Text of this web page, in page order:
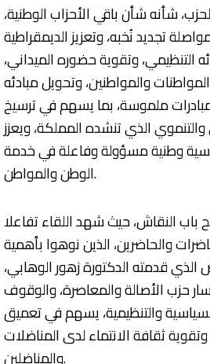
شأنه شأن باقي الأحزاب الوطنية،
تجديد نُخبه، وتعزيز الديمقراطية
التنظيمي، وتقوية حضوره الميداني،
والمواطنين، وتحويل مبادئه
ملموسة، بما يسهم في ترسيخ
الذي تنشده المملكة، ويعزز
وطنية مسؤولة وفاعلة في خدمة
الوطن والمواطن.
باب النقاش، حيث شهد اللقاء تفاعلا
والحاضرين، الذين نوهوا بأهمية
قدمته الدكتورة زهور الوهابي،
حزب الأصالة والمعاصرة، والوقوف
والتنظيمية، يسهم في تعميق
ثقافة الانتماء لدى المناضلات
والمناضلين.